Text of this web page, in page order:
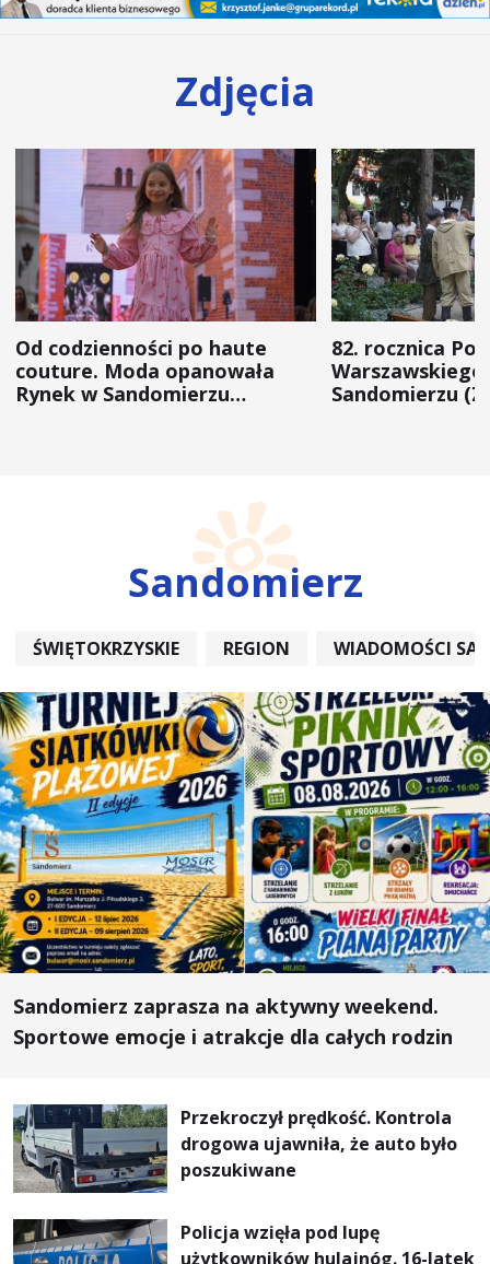
Zdjęcia
Od codzienności po haute
couture. Moda opanowała
Rynek w Sandomierzu
82. rocznica
Warszawskiego
Sandomierzu
Sandomierz
ŚWIĘTOKRZYSKIE REGION WIADOMOŚCI
Sandomierz zaprasza na aktywny weekend.
Sportowe emocje i atrakcje dla całych rodzin
Przekroczył prędkość. Kontrola
drogowa ujawniła, że auto było
poszukiwane
Policja wzięła pod lupę
użytkowników hulajnóg. 16-latek